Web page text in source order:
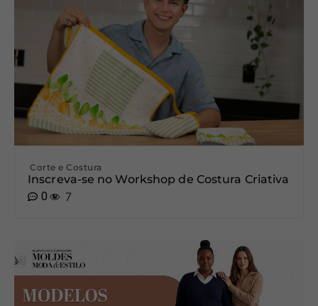
Corte e Costura
Inscreva-se no Workshop de Costura Criativa
0
7